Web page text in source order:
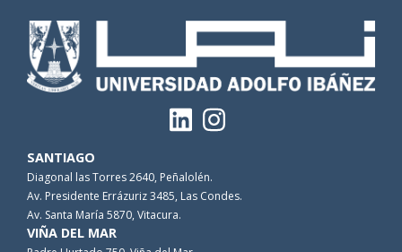
SANTIAGO
Diagonal las Torres 2640, Peñalolén.
Av. Presidente Errázuriz 3485, Las Condes.
Av. Santa María 5870, Vitacura.
VIÑA DEL MAR